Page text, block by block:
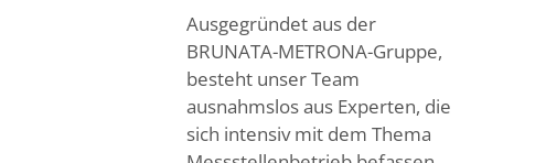
Ausgegründet aus der
BRUNATA-METRONA-Gruppe,
besteht unser Team
ausnahmslos aus Experten, die
sich intensiv mit dem Thema